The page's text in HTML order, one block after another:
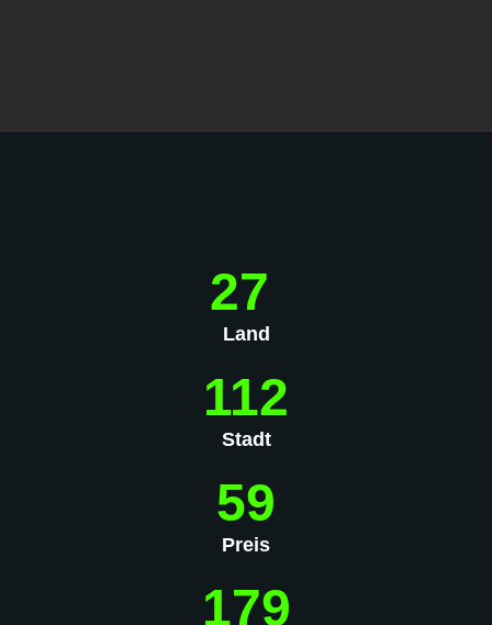
Land
27
Stadt
112
Preis
59
179